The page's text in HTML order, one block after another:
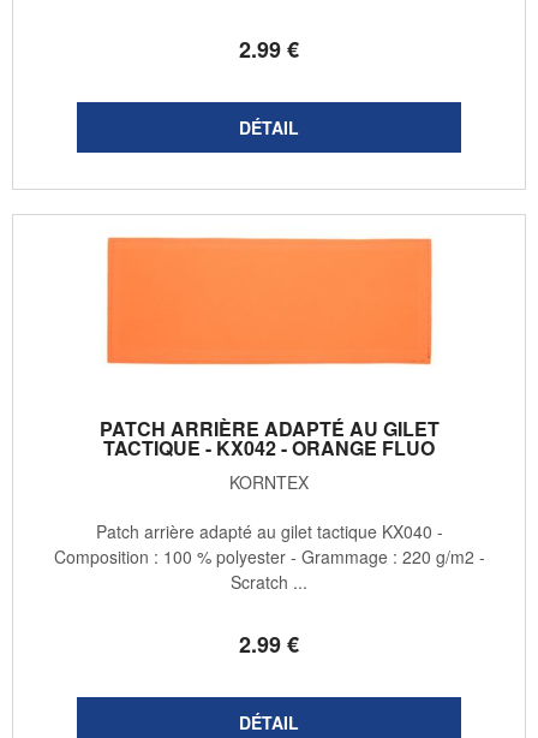
2.99€
PATCH ARRIÈRE ADAPTÉ AU GILET
TACTIQUE - KX042 - ORANGE FLUO
KORNTEX
2.99€
Patch arrière adapté au gilet tactique KX040 -
Composition : 100 % polyester - Grammage : 220 g/m2 -
Scratch ...